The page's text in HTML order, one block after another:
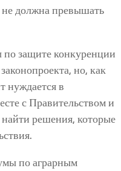
не должна превышать
защите конкуренции
но, как
нуждается в
с Правительством и
решения, которые
по аграрным